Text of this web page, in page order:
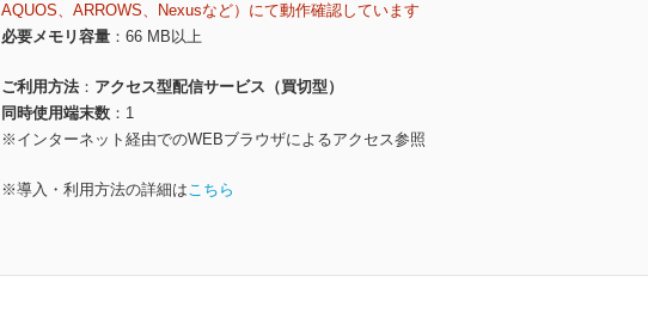
AQUOS、ARROWS、Nexusなど）にて動作確認しています
必要メモリ容量
66 MB以上
ご利用方法
アクセス型配信サービス（買切型）
同時使用端末数
1
※インターネット経由でのWEBブラウザによるアクセス参照
※導入・利用方法の詳細はこちら